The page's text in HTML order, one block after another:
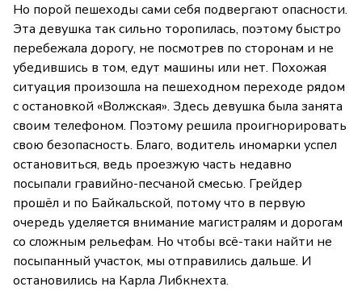
Но порой пешеходы сами себя подвергают опасности.
Эта девушка так сильно торопилась, поэтому быстро
перебежала дорогу, не посмотрев по сторонам и не
убедившись в том, едут машины или нет. Похожая
ситуация произошла на пешеходном переходе рядом
с остановкой «Волжская». Здесь девушка была занята
своим телефоном. Поэтому решила проигнорировать
свою безопасность. Благо, водитель иномарки успел
остановиться, ведь проезжую часть недавно
посыпали гравийно-песчаной смесью. Грейдер
прошёл и по Байкальской, потому что в первую
очередь уделяется внимание магистралям и дорогам
со сложным рельефам. Но чтобы всё-таки найти не
посыпанный участок, мы отправились дальше. И
остановились на Карла Либкнехта.